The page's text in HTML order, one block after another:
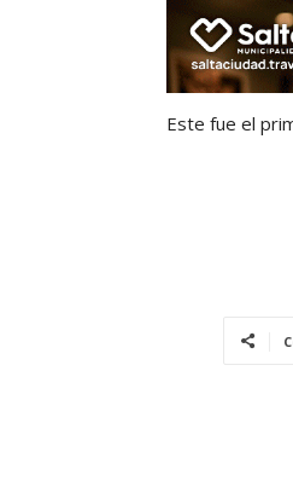
Este fue el